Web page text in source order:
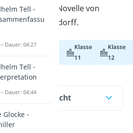
rund um die Novelle von
von Eichendorff.
Klasse
11
Klasse
12
Inhaltsübersicht
Tell -
Dauer: 04:27
Tell -
Dauer: 04:44
Glocke -